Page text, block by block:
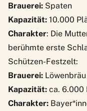
Brauerei: Spaten
Kapazität: 10.000
Charakter: Die
berühmte erste
Schützen-Festzelt:
Brauerei: Löwenbräu
Kapazität: ca. 6.000
Charakter: